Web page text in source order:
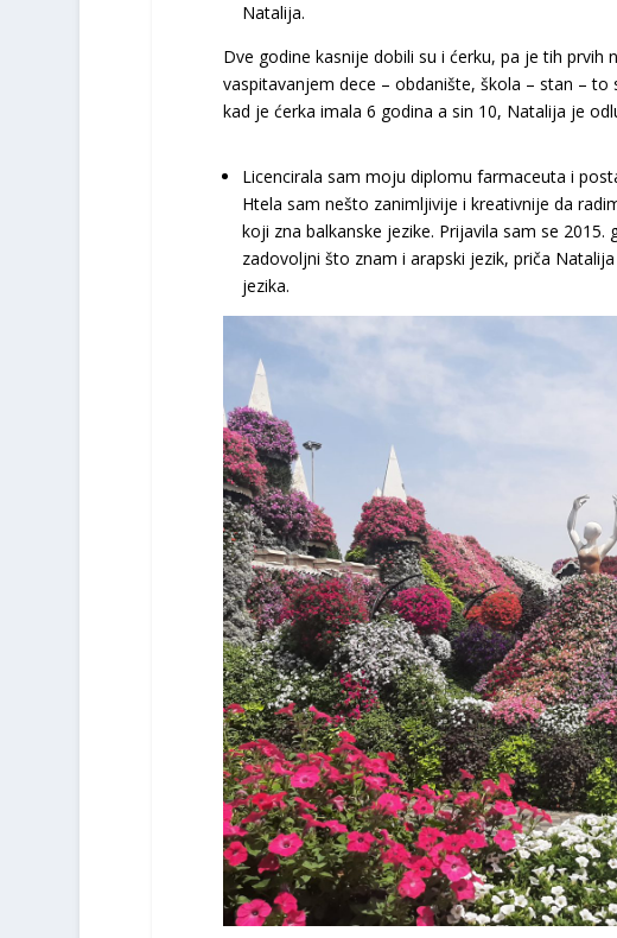
Natalija.
Dve godine kasnije dobili su i ćerku, pa je tih
vaspitavanjem dece – obdanište, škola – stan –
kad je ćerka imala 6 godina a sin 10, Natalija je
Licencirala sam moju diplomu farmaceuta i
Htela sam nešto zanimljivije i kreativnije da
koji zna balkanske jezike. Prijavila sam se
zadovoljni što znam i arapski jezik, priča
jezika.